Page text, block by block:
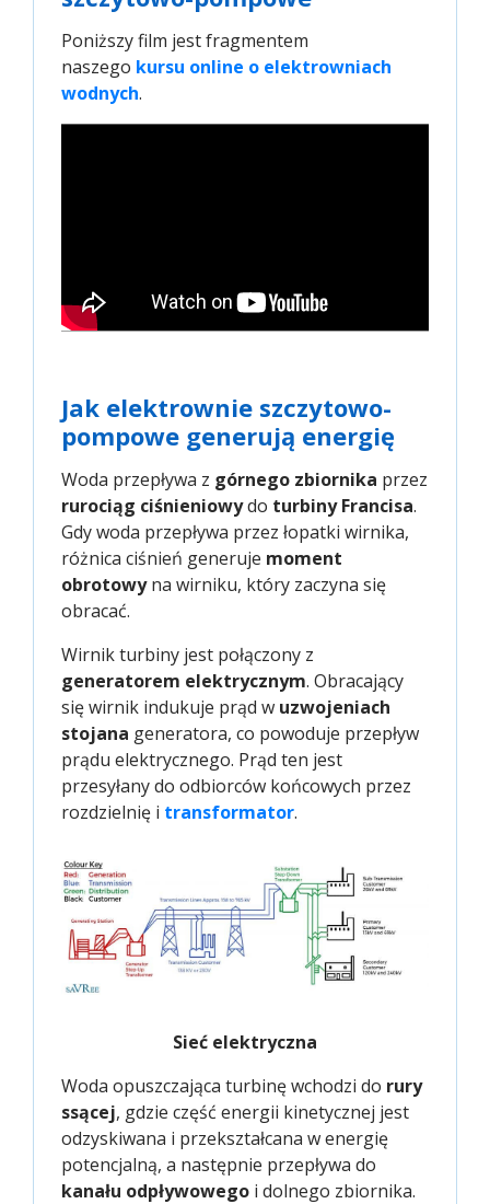
Poniższy film jest fragmentem
naszego kursu online o elektrowniach
wodnych.
Jak elektrownie szczytowo-
pompowe generują energię
Woda przepływa z górnego zbiornika przez
rurociąg ciśnieniowydo turbiny Francisa.
Gdy woda przepływa przez łopatki wirnika,
różnica ciśnień generuje moment
obrotowyna wirniku, który zaczyna się
obracać.
Wirnik turbiny jest połączony z
generatorem elektrycznym. Obracający
się wirnik indukuje prąd w uzwojeniach
stojana generatora, co powoduje przepływ
prądu elektrycznego. Prąd ten jest
przesyłany do odbiorców końcowych przez
rozdzielnię i transformator.
Sieć elektryczna
Woda opuszczająca turbinę wchodzi do rury
ssącej, gdzie część energii kinetycznej jest
odzyskiwana i przekształcana w energię
potencjalną, a następnie przepływa do
kanału odpływowego i dolnego zbiornika.